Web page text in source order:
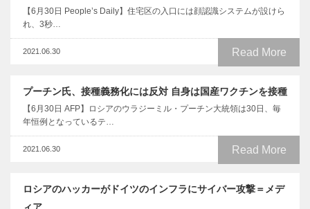
【6月30日 People’s Daily】住宅区の入口には顔認識システムが設けら
れ、3秒…
Read More
2021.06.30
プーチン氏、接種義務化には反対 自身は国産ワクチンを接種
【6月30日 AFP】ロシアのウラジーミル・プーチン大統領は30日、毎
年恒例となっているテ…
Read More
2021.06.30
ロシアのハッカーがドイツのインフラにサイバー攻撃＝メデ